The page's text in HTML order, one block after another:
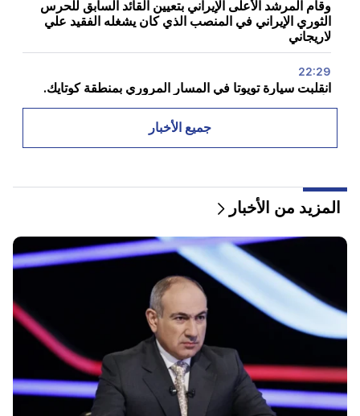
وقام المرشد الأعلى الإيراني بتعيين القائد السابق للحرس
الثوري الإيراني في المنصب الذي كان يشغله الفقيد علي
لاريجاني
22:29
انقلبت سيارة تويوتا في المسار المروري بمنطقة كوتايك.
22:00
أراغشي. ولا تتفاوض إيران حالياً مع الولايات المتحدة، لكنها
تتلقى رسائل عبر وسطاء
الناتو في أسوأ أزمة في تاريخه. وزارة الخارجية في الاتحاد
الروسي
20:00
إعصار "دلفين" يضرب الصين
19:34
هاجم الحوثيون ميناء المها اليمني. وسائل إعلام: مقتل سبعة
أشخاص على الأقل
جميع الأخبار
المزيد من الأخبار